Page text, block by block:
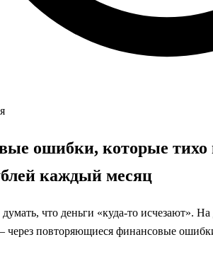
ошибки, которые тихо
каждый месяц
что деньги «куда‑то исчезают».
повторяющиеся финансовые